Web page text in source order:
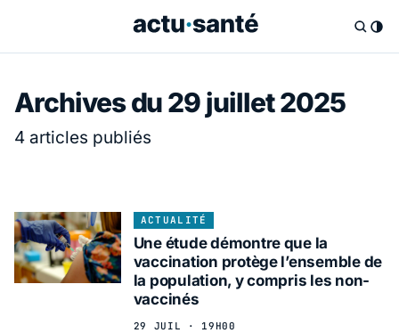
Archives du 29 juillet 2025
4 articles publiés
ACTUALITÉ
Une étude démontre que la
vaccination protège l’ensemble de
la population, y compris les non-
vaccinés
29 JUIL · 19H00